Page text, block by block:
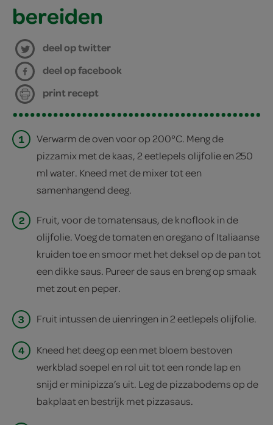
bereiden
deel op twitter
deel op facebook
print recept
1
Verwarm de oven voor op 200°C. Meng de
pizzamix met de kaas, 2 eetlepels olijfolie en 250
ml water. Kneed met de mixer tot een
samenhangend deeg.
2
Fruit, voor de tomatensaus, de knoflook in de
olijfolie. Voeg de tomaten en oregano of Italiaanse
kruiden toe en smoor met het deksel op de pan tot
een dikke saus. Pureer de saus en breng op smaak
met zout en peper.
3 Fruit intussen de uienringen in 2 eetlepels olijfolie.
4
Kneed het deeg op een met bloem bestoven
werkblad soepel en rol uit tot een ronde lap en
snijd er minipizza’s uit. Leg de pizzabodems op de
bakplaat en bestrijk met pizzasaus.